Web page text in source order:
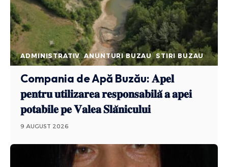
ADMINISTRATIV ANUNTURI BUZAU STIRI BUZAU
Compania de Apă Buzău: 𝐀𝐩𝐞𝐥
𝐩𝐞𝐧𝐭𝐫𝐮 𝐮𝐭𝐢𝐥𝐢𝐳𝐚𝐫𝐞𝐚 𝐫𝐞𝐬𝐩𝐨𝐧𝐬𝐚𝐛𝐢𝐥𝐚̆ 𝐚 𝐚𝐩𝐞𝐢
𝐩𝐨𝐭𝐚𝐛𝐢𝐥𝐞 𝐩𝐞 𝐕𝐚𝐥𝐞𝐚 𝐒𝐥𝐚̆𝐧𝐢𝐜𝐮𝐥𝐮𝐢
9 AUGUST 2026